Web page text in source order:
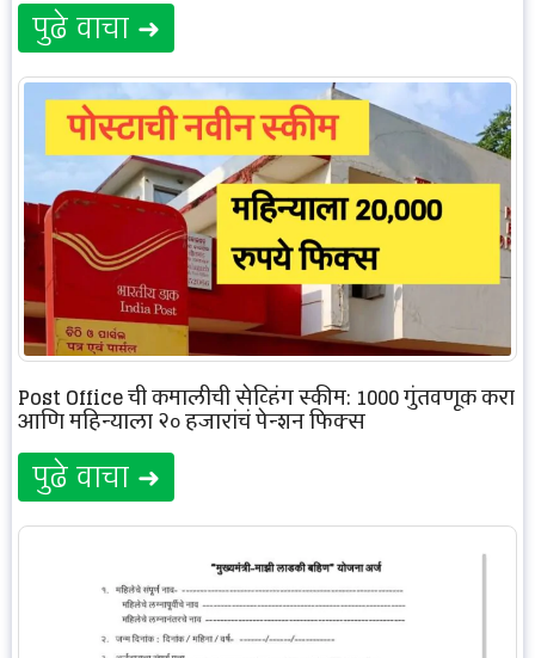
पुढे वाचा ➜
Post Office ची कमालीची सेव्हिंग स्कीम; 1000 गुंतवणूक करा
आणि महिन्याला २० हजारांचं पेन्शन फिक्स
पुढे वाचा ➜